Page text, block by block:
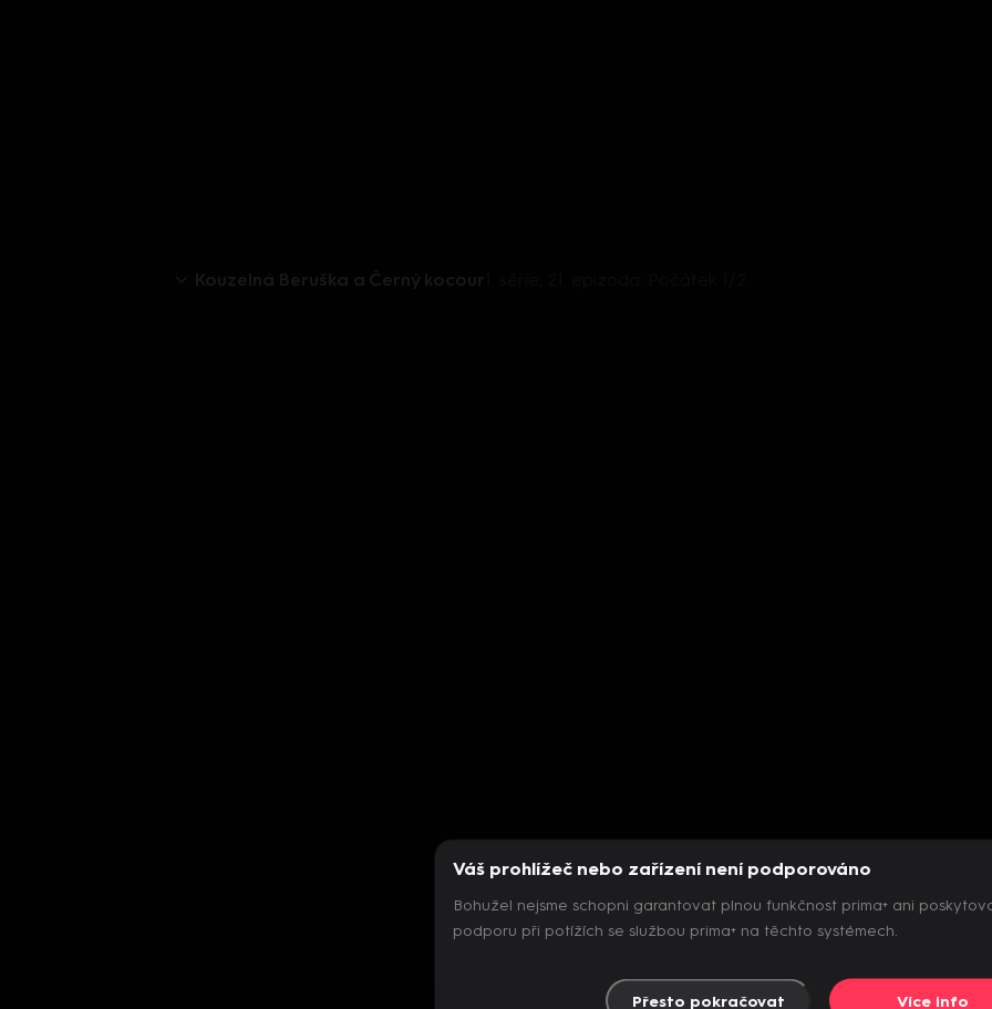
Váš prohlížeč nebo zařízení není podporováno
Bohužel nejsme schopni garantovat plnou funkčnost prima+ ani
podporu při potížích se službou prima+ na těchto systémech.
Přesto pokračovat Více info